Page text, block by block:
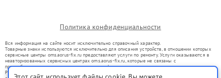
Политика конфиденциальности
Вся информация на сайте носит исключительно справочный характер.
Товарные знаки используются исключительно для описания устройств, в отношении которых
сервисные центры oms.aorus-fix.ru предоставляют услуги по ремонту. Услуги оказываются в
неавторизованных сервисных центрах oms.aorus-fix.ru, которые не связаны с
правообладателями товарных знаков или их официальными представителями.
Ремонт осуществляется для устройств, уже введенных в гражданский оборот в соответствии